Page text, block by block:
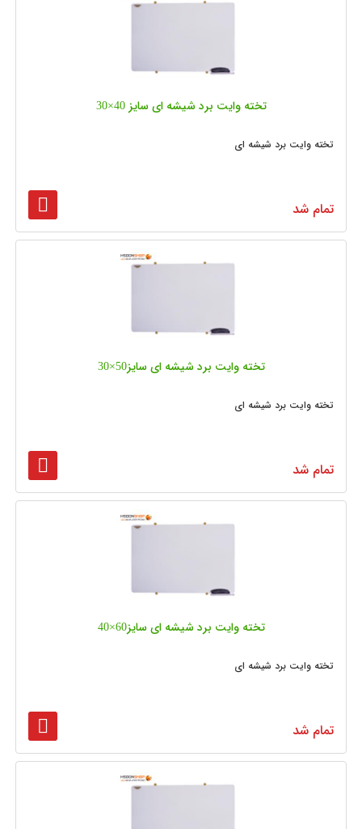
تخته وایت برد شیشه‌ ای سایز 40×30
تخته وایت برد شیشه ای
تمام شد
تخته وایت برد شیشه‌ ای سایز50×30
تخته وایت برد شیشه ای
تمام شد
تخته وایت برد شیشه‌ ای سایز60×40
تخته وایت برد شیشه ای
تمام شد